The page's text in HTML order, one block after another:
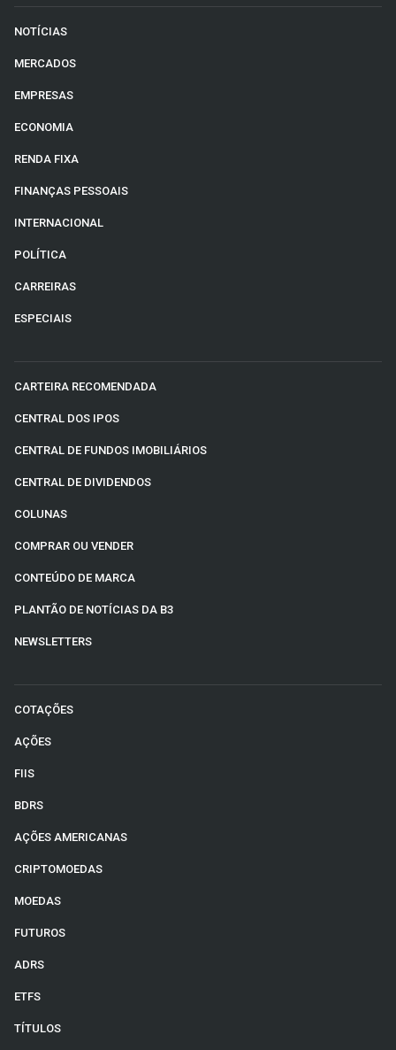
NOTÍCIAS
MERCADOS
EMPRESAS
ECONOMIA
RENDA FIXA
FINANÇAS PESSOAIS
INTERNACIONAL
POLÍTICA
CARREIRAS
ESPECIAIS
CARTEIRA RECOMENDADA
CENTRAL DOS IPOS
CENTRAL DE FUNDOS IMOBILIÁRIOS
CENTRAL DE DIVIDENDOS
COLUNAS
COMPRAR OU VENDER
CONTEÚDO DE MARCA
PLANTÃO DE NOTÍCIAS DA B3
NEWSLETTERS
COTAÇÕES
AÇÕES
FIIS
BDRS
AÇÕES AMERICANAS
CRIPTOMOEDAS
MOEDAS
FUTUROS
ADRS
ETFS
TÍTULOS